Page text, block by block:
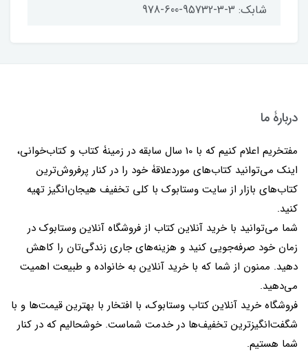
شابک: 3-3-95732-600-978
دربارۀ ما
مفتخریم اعلام کنیم که با 10 سال سابقه در زمینۀ کتاب و کتاب‌خوانی،
اینک می‌توانید کتاب‌های موردعلاقۀ خود را در کنار پرفروش‌ترین
کتاب‌های بازار از سایت وستابوک با کلی تخفیف هیجان‌انگیز تهیه
کنید.
شما می‌توانید با خرید آنلاین کتاب از فروشگاه آنلاین وستابوک در
زمان خود صرفه‌جویی کنید و هزینه‌های جاری زندگی‌تان را کاهش
دهید. ممنون از شما که با خرید آنلاین به خانواده و طبیعت اهمیت
می‌دهید.
فروشگاه خرید آنلاین کتاب وستابوک، با افتخار با بهترین قیمت‌ها و با
شگفت‌انگیزترین تخفیف‌ها در خدمت شماست. خوشحالیم که در کنار
شما هستیم.